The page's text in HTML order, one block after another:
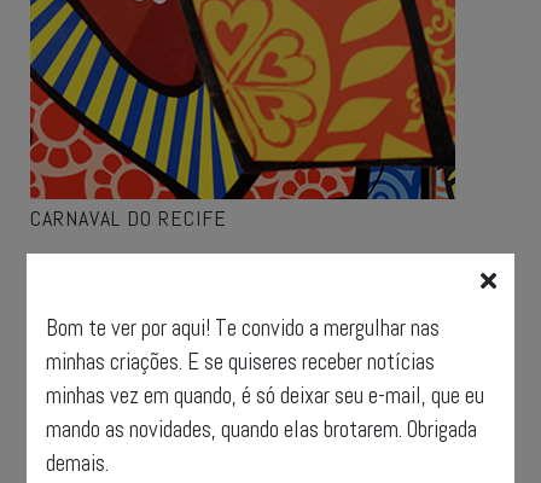
Bom te ver por aqui! Te convido a mergulhar nas
minhas criações. E se quiseres receber notícias
minhas vez em quando, é só deixar seu e-mail, que eu
mando as novidades, quando elas brotarem. Obrigada
demais.
CARNAVAL DO RECIFE